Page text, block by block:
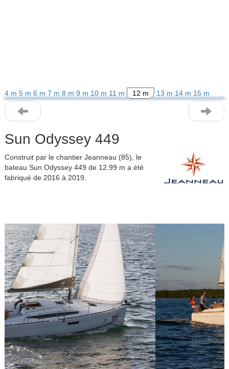
4 m 5 m 6 m 7 m 8 m 9 m 10 m 11 m 12 m 13 m 14 m 15 m
Sun Odyssey 449
Construit par le chantier Jeanneau (85), le
bateau Sun Odyssey 449 de 12.99 m a été
fabriqué de 2016 à 2019.